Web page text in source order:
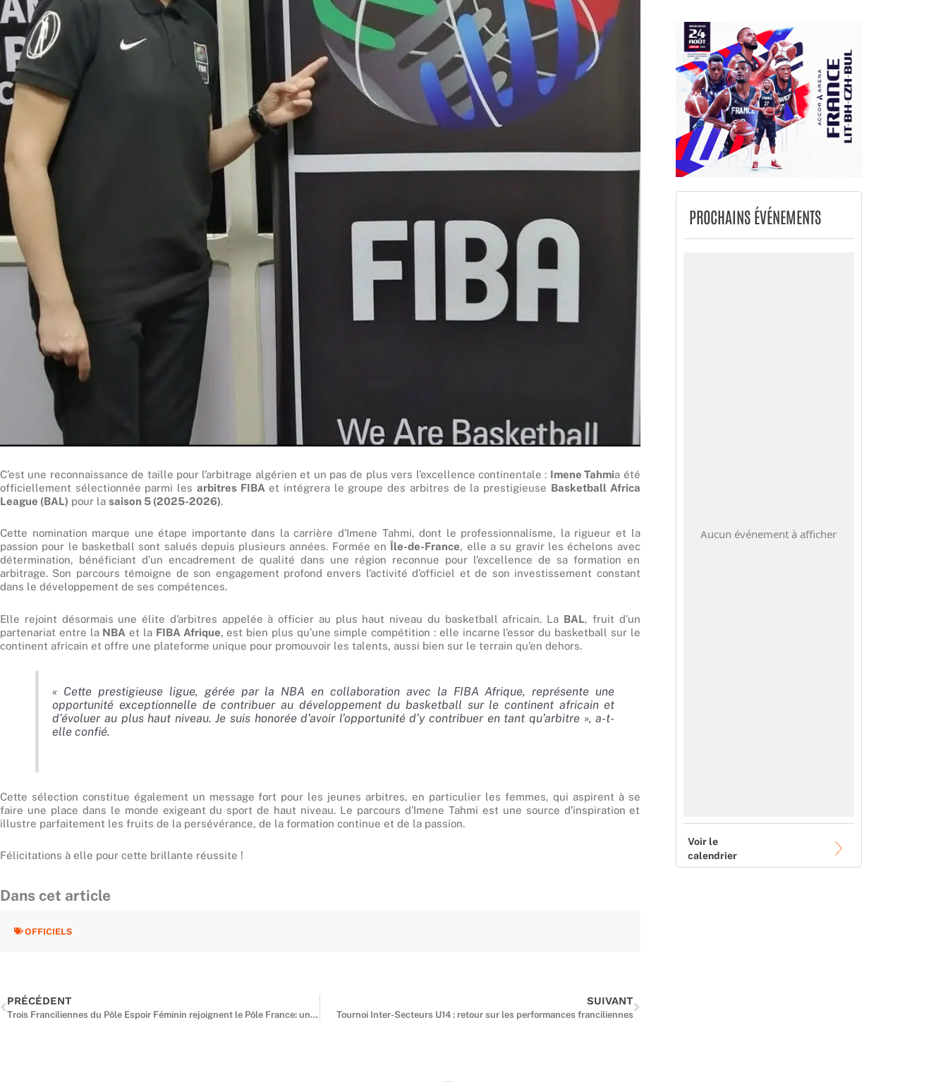
C’est une reconnaissance de taille pour l’arbitrage algérien et un pas de plus vers l’excellence continentale : Imene Tahmia été
officiellement sélectionnée parmi les arbitres FIBA et intégrera le groupe des arbitres de la prestigieuse Basketball Africa
League (BAL) pour la saison 5 (2025-2026).
Cette nomination marque une étape importante dans la carrière d’Imene Tahmi, dont le professionnalisme, la rigueur et la
passion pour le basketball sont salués depuis plusieurs années. Formée enÎle-de-France, elle a su gravir les échelons avec
détermination, bénéficiant d’un encadrement de qualité dans une région reconnue pour l’excellence de sa formation en
arbitrage. Son parcours témoigne de son engagement profond envers l’activité d’officiel et de son investissement constant
dans le développement de ses compétences.
Elle rejoint désormais une élite d’arbitres appelée à officier au plus haut niveau du basketball africain. La BAL, fruit d’un
partenariat entre la NBA et la FIBA Afrique, est bien plus qu’une simple compétition : elle incarne l’essor du basketball sur le
continent africain et offre une plateforme unique pour promouvoir les talents, aussi bien sur le terrain qu’en dehors.
« Cette prestigieuse ligue, gérée par la NBA en collaboration avec la FIBA Afrique, représente une
opportunité exceptionnelle de contribuer au développement du basketball sur le continent africain et
d’évoluer au plus haut niveau. Je suis honorée d’avoir l’opportunité d’y contribuer en tant qu’arbitre », a-t-
elle confié.
Cette sélection constitue également un message fort pour les jeunes arbitres, en particulier les femmes, qui aspirent à se
faire une place dans le monde exigeant du sport de haut niveau. Le parcours d’Imene Tahmi est une source d’inspiration et
illustre parfaitement les fruits de la persévérance, de la formation continue et de la passion.
Félicitations à elle pour cette brillante réussite !
Dans cet article
OFFICIELS
PRÉCÉDENT
Trois Franciliennes du Pôle Espoir Féminin rejoignent le Pôle France: une belle récompense pour la formation en Île-de-France
SUIVANT
Tournoi Inter-Secteurs U14 : retour sur les performances franciliennes
PROCHAINS ÉVÉNEMENTS
Aucun événement à afficher
Voir le
calendrier